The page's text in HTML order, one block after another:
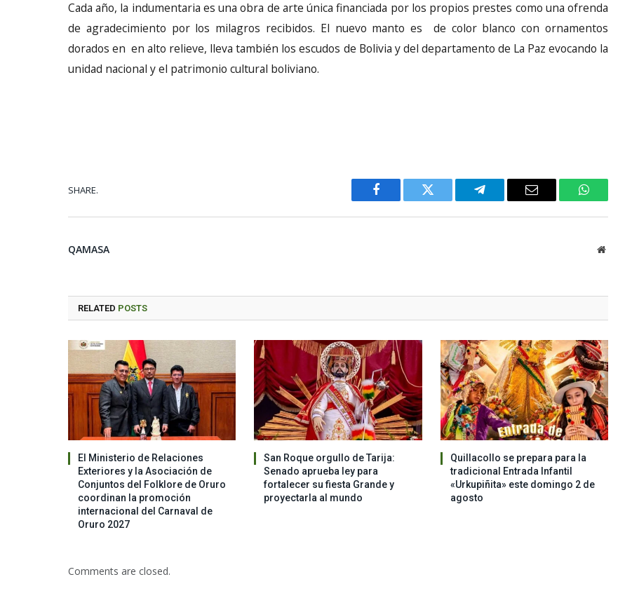
Cada año, la indumentaria es una obra de arte única financiada por los propios prestes como una ofrenda
de agradecimiento por los milagros recibidos. El nuevo manto es de color blanco con ornamentos
dorados en en alto relieve, lleva también los escudos de Bolivia y del departamento de La Paz evocando la
unidad nacional y el patrimonio cultural boliviano.
SHARE.
Facebook Twitter Telegram Email WhatsApp
QAMASA Website
RELATED POSTS
El Ministerio de Relaciones
Exteriores y la Asociación de
Conjuntos del Folklore de Oruro
coordinan la promoción
internacional del Carnaval de
Oruro 2027
San Roque orgullo de Tarija:
Senado aprueba ley para
fortalecer su fiesta Grande y
proyectarla al mundo
Quillacollo se prepara para la
tradicional Entrada Infantil
«Urkupiñita» este domingo 2 de
agosto
Comments are closed.